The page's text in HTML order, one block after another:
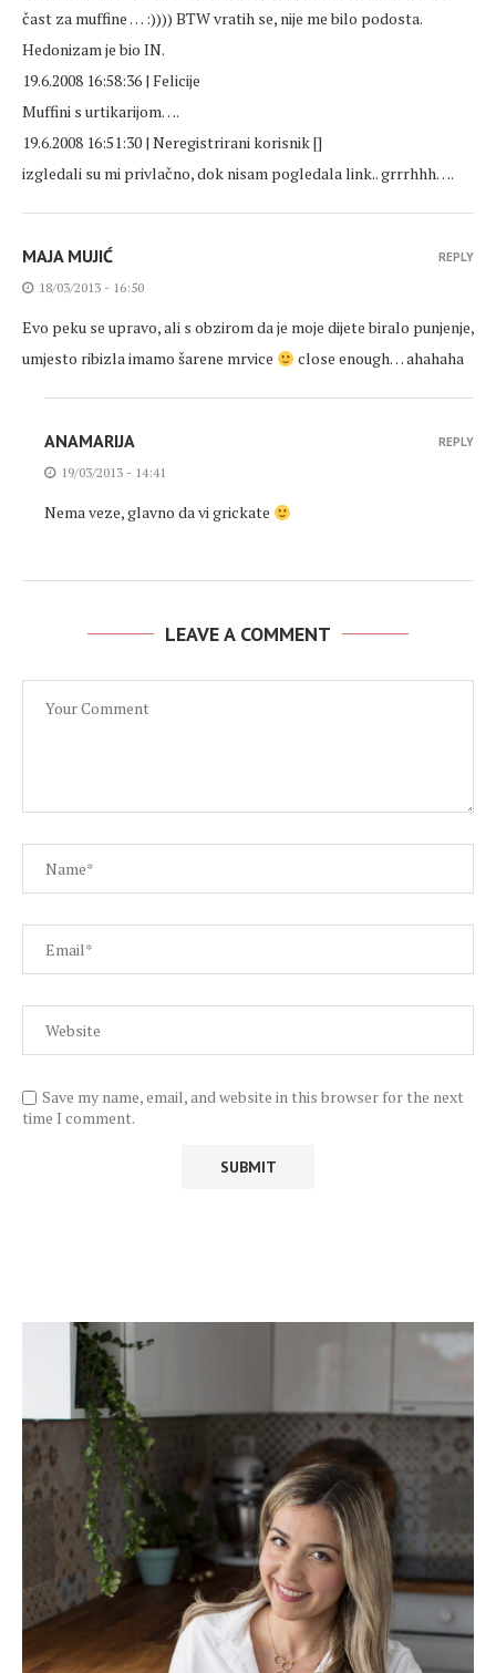
čast za muffine … :)))) BTW vratih se, nije me bilo podosta.
Hedonizam je bio IN.
19.6.2008 16:58:36 | Felicije
Muffini s urtikarijom….
19.6.2008 16:51:30 | Neregistrirani korisnik []
izgledali su mi privlačno, dok nisam pogledala link.. grrrhhh….
MAJA MUJIĆ
18/03/2013 - 16:50
Evo peku se upravo, ali s obzirom da je moje dijete biralo punjenje,
umjesto ribizla imamo šarene mrvice
close enough… ahahaha
REPLY
ANAMARIJA
19/03/2013 - 14:41
Nema veze, glavno da vi grickate
REPLY
LEAVE A COMMENT
Save my name, email, and website in this browser for the next
time I comment.